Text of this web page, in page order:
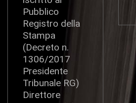
Pubblico
Registro della
Stampa
(Decreto n.
1306/2017
Presidente
Tribunale RG)
Direttore